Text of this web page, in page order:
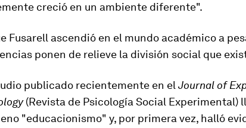
creció en un ambiente diferente".
Fusarell ascendió en el mundo académico a
ponen de relieve la división social que
publicado recientemente en el Journal of
(Revista de Psicología Social Experimental)
"educacionismo" y, por primera vez, halló